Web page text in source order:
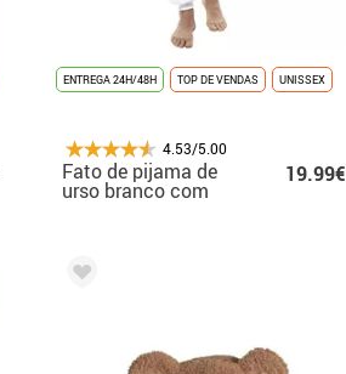
ENTREGA 24H/48H TOP DE VENDAS UNISSEX
4.53/5.00
Fato de pijama de
urso branco com
19.99€